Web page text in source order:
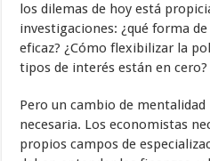
los dilemas de hoy está
investigaciones: ¿qué forma
eficaz? ¿Cómo flexibilizar la
tipos de interés están en cero?
Pero un cambio de
necesaria. Los economistas
propios campos de